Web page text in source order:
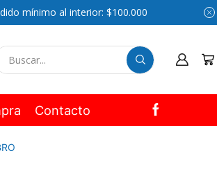
mínimo al interior: $100.000
Contacto